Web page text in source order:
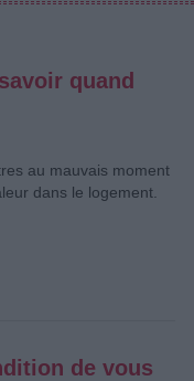
quand
au mauvais moment
dans le logement.
de vous